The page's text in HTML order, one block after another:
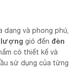
dạng và phong phú,
lượng gió đến đèn
có thiết kế và
sử dụng của từng